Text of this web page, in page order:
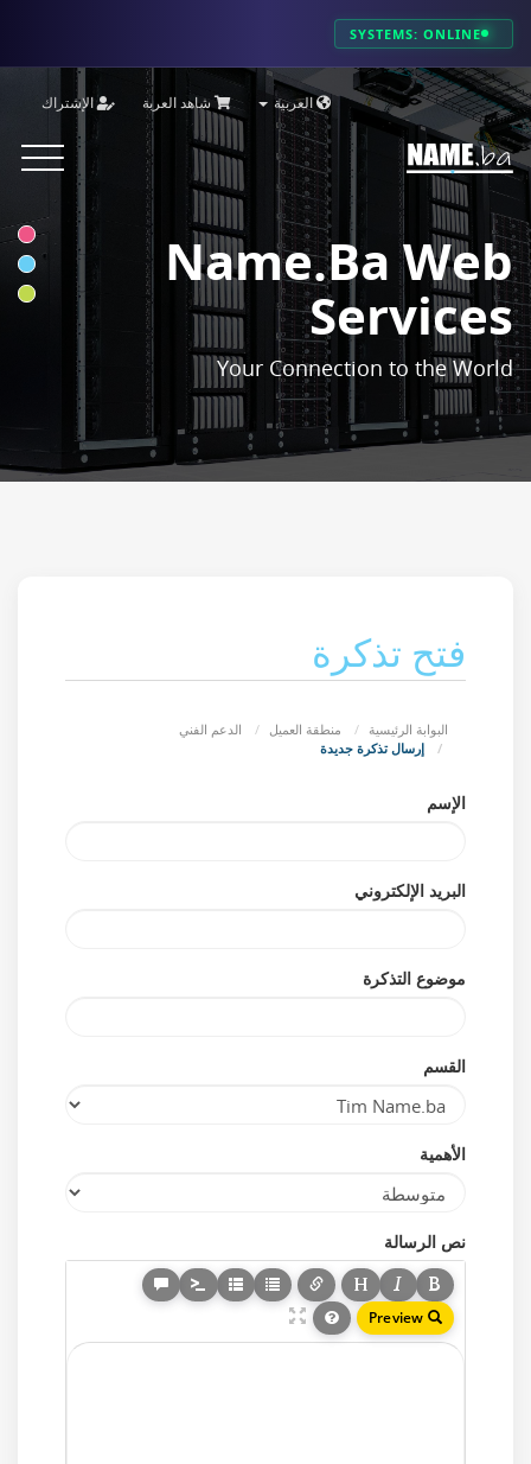
SYSTEMS: ONLINE
العربية شاهد العربة الإشتراك
Toggle
Name.ba Web
Services
Your Connection to the World
فتح تذكرة
البوابة الرئيسية منطقة العميل
الدعم الفني
إرسال تذكرة جديدة
الإسم
البريد الإلكتروني
موضوع التذكرة
القسم
الأهمية
نص الرسالة